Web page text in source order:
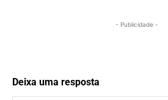
- Publicidade -
Deixa uma resposta